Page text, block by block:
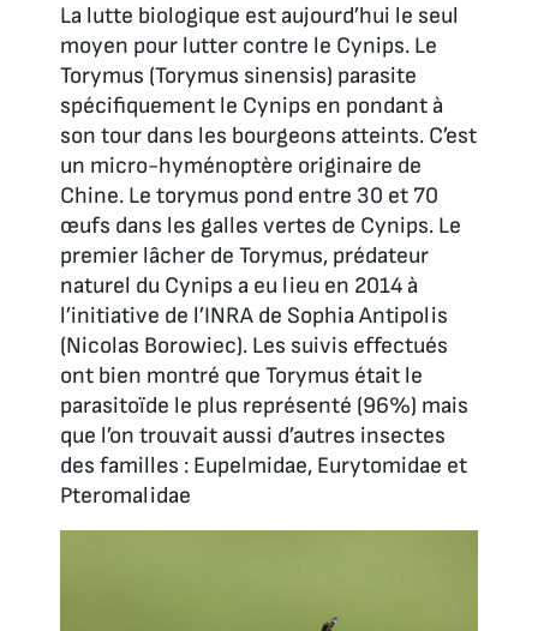
La lutte biologique est aujourd’hui le seul
moyen pour lutter contre le Cynips. Le
Torymus (Torymus sinensis) parasite
spécifiquement le Cynips en pondant à
son tour dans les bourgeons atteints. C’est
un micro-hyménoptère originaire de
Chine. Le torymus pond entre 30 et 70
œufs dans les galles vertes de Cynips. Le
premier lâcher de Torymus, prédateur
naturel du Cynips a eu lieu en 2014 à
l’initiative de l’INRA de Sophia Antipolis
(Nicolas Borowiec). Les suivis effectués
ont bien montré que Torymus était le
parasitoïde le plus représenté (96%) mais
que l’on trouvait aussi d’autres insectes
des familles : Eupelmidae, Eurytomidae et
Pteromalidae